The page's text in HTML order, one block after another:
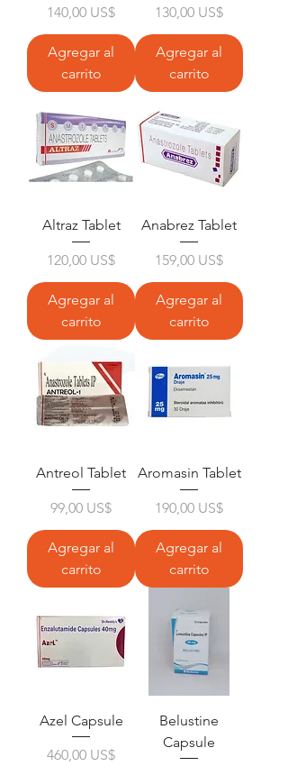
Precio
140,00 US$
Agregar al
carrito
Precio
130,00 US$
Agregar al
carrito
Altraz Tablet
Precio
120,00 US$
Agregar al
carrito
Anabrez Tablet
Precio
159,00 US$
Agregar al
carrito
Antreol Tablet
Precio
99,00 US$
Agregar al
carrito
Aromasin Tablet
Precio
190,00 US$
Agregar al
carrito
Azel Capsule
Precio
460,00 US$
Belustine
Capsule